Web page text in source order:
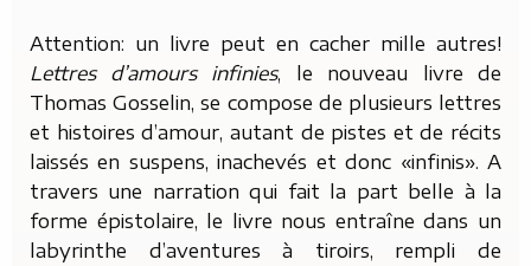
Attention: un livre peut en cacher mille autres!
Lettres d’amours infinies, le nouveau livre de
Thomas Gosselin, se compose de plusieurs lettres
et histoires d’amour, autant de pistes et de récits
laissés en suspens, inachevés et donc «infinis». A
travers une narration qui fait la part belle à la
forme épistolaire, le livre nous entraîne dans un
labyrinthe d’aventures à tiroirs, rempli de